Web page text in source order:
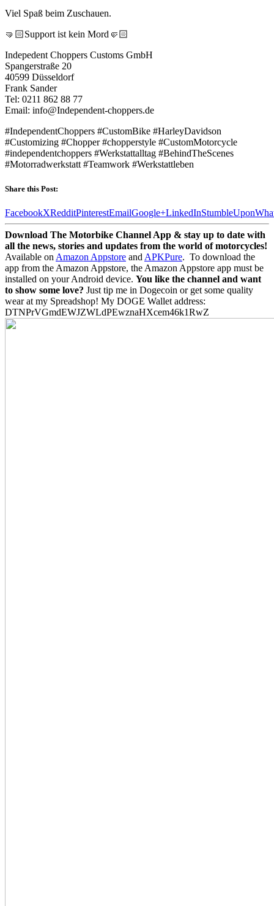
Viel Spaß beim Zuschauen.
🤜🏻Support ist kein Mord🤛🏻
Indepedent Choppers Customs GmbH
Spangerstraße 20
40599 Düsseldorf
Frank Sander
Tel: 0211 862 88 77
Email: info@Independent-choppers.de
#IndependentChoppers #CustomBike #HarleyDavidson
#Customizing #Chopper #chopperstyle #CustomMotorcycle
#independentchoppers #Werkstattalltag #BehindTheScenes
#Motorradwerkstatt #Teamwork #Werkstattleben
Share this Post:
FacebookXRedditPinterestEmailGoogle+LinkedInStumbleUpon
Download The Motorbike Channel App & stay up to date with
all the news, stories and updates from the world of motorcycles!
Available on Amazon Appstore and APKPure. To download the
app from the Amazon Appstore, the Amazon Appstore app must be
installed on your Android device. You like the channel and want
to show some love? Just tip me in Dogecoin or get some quality
wear at my Spreadshop! My DOGE Wallet address:
DTNPrVGmdEWJZWLdPEwznaHXcem46k1RwZ